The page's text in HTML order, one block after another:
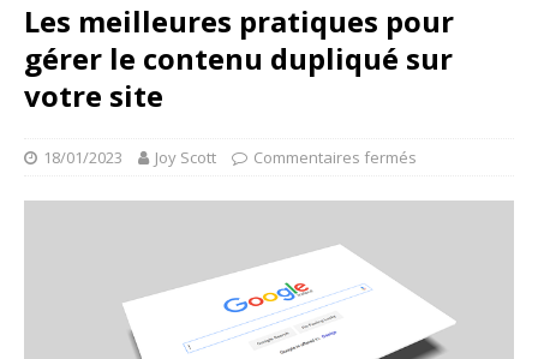
Les meilleures pratiques pour
gérer le contenu dupliqué sur
votre site
18/01/2023 Joy Scott Commentaires fermés